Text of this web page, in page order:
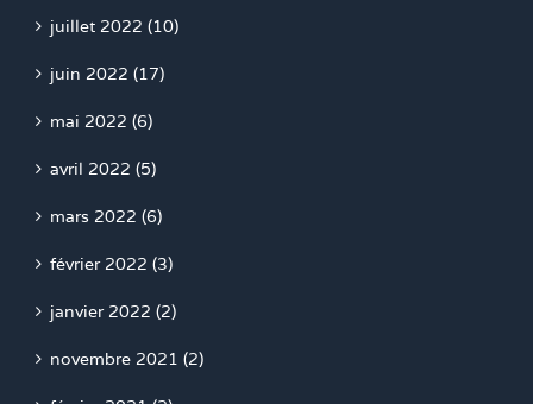
juillet 2022 (10)
juin 2022 (17)
mai 2022 (6)
avril 2022 (5)
mars 2022 (6)
février 2022 (3)
janvier 2022 (2)
novembre 2021 (2)